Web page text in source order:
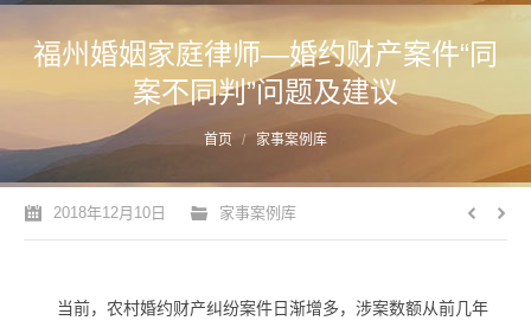
福州婚姻家庭律师—婚约财产案件“同
案不同判”问题及建议
您的位置： 首页 家事案例库
2018年12月10日 家事案例库
当前，农村婚约财产纠纷案件日渐增多，涉案数额从前几年